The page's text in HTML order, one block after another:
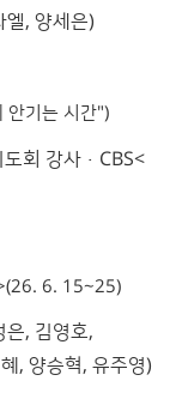
엘, 양세은)
안기는 시간")
회 강사·CBS<
6. 15~25)
은, 김영호,
, 양승혁, 유주영)